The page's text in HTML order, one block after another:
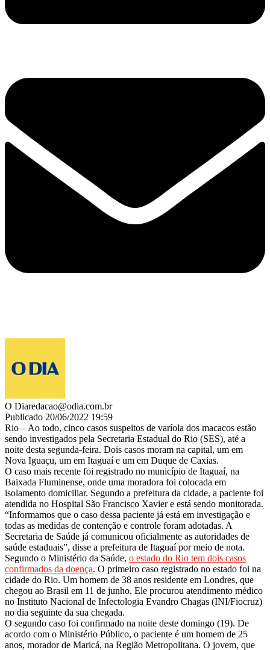
O Diaredacao@odia.com.br
Publicado 20/06/2022 19:59
Rio – Ao todo, cinco casos suspeitos de varíola dos macacos estão
sendo investigados pela Secretaria Estadual do Rio (SES), até a
noite desta segunda-feira. Dois casos moram na capital, um em
Nova Iguaçu, um em Itaguaí e um em Duque de Caxias.
O caso mais recente foi registrado no município de Itaguaí, na
Baixada Fluminense, onde uma moradora foi colocada em
isolamento domiciliar. Segundo a prefeitura da cidade, a paciente foi
atendida no Hospital São Francisco Xavier e está sendo monitorada.
“Informamos que o caso dessa paciente já está em investigação e
todas as medidas de contenção e controle foram adotadas. A
Secretaria de Saúde já comunicou oficialmente as autoridades de
saúde estaduais”, disse a prefeitura de Itaguaí por meio de nota.
Segundo o Ministério da Saúde, o estado do Rio tem dois casos
confirmados da doença. O primeiro caso registrado no estado foi na
cidade do Rio. Um homem de 38 anos residente em Londres, que
chegou ao Brasil em 11 de junho. Ele procurou atendimento médico
no Instituto Nacional de Infectologia Evandro Chagas (INI/Fiocruz)
no dia seguinte da sua chegada.
O segundo caso foi confirmado na noite deste domingo (19). De
acordo com o Ministério Público, o paciente é um homem de 25
anos, morador de Maricá, na Região Metropolitana. O jovem, que